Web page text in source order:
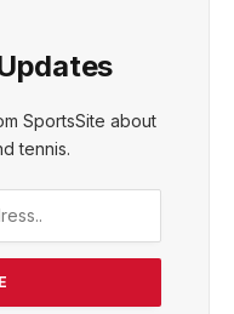
SportsSite about
tennis.